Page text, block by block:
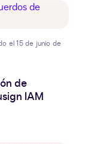
el 15 de junio de
de
IAM